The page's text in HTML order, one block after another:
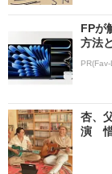
FPが
方法
杏、
演 惜